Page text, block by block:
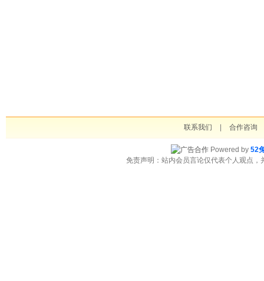
联系我们 合作咨询
Powered by 52
免责声明：站内会员言论仅代表个人观点